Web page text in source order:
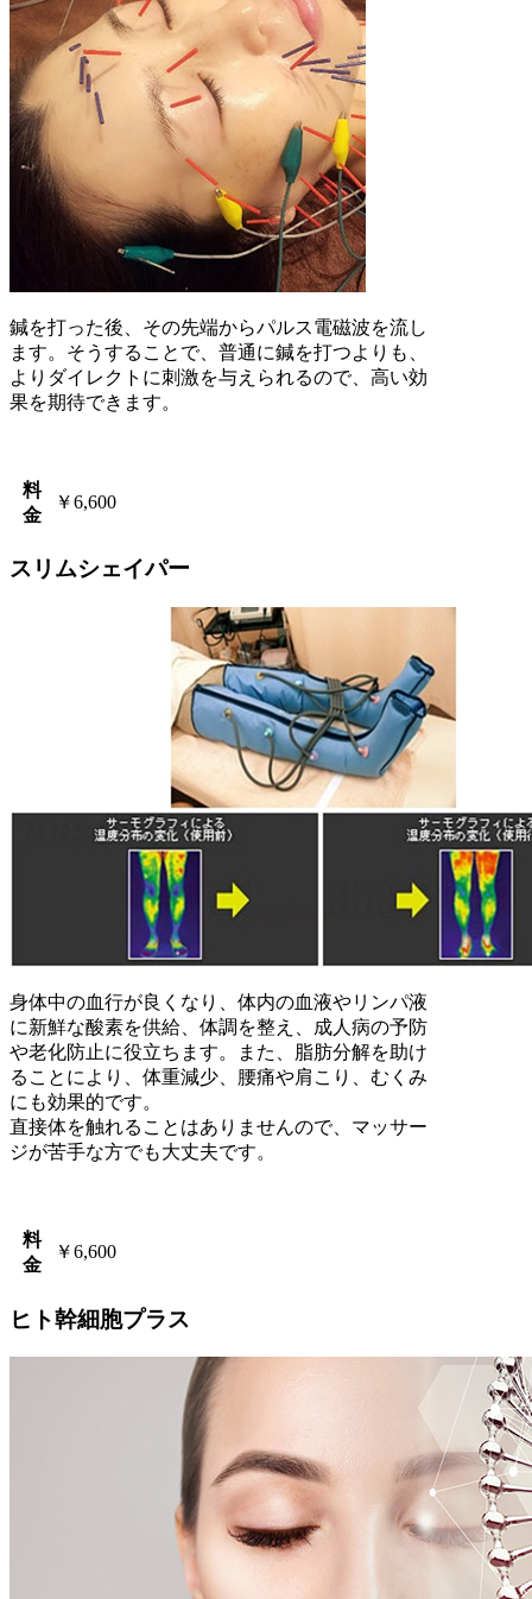
鍼を打った後、その先端からパルス電磁波を流し
ます。そうすることで、普通に鍼を打つよりも、
よりダイレクトに刺激を与えられるので、高い効
果を期待できます。
料
金
￥6,600
スリムシェイパー
身体中の血行が良くなり、体内の血液やリンパ液
に新鮮な酸素を供給、体調を整え、成人病の予防
や老化防止に役立ちます。また、脂肪分解を助け
ることにより、体重減少、腰痛や肩こり、むくみ
にも効果的です。
直接体を触れることはありませんので、マッサー
ジが苦手な方でも大丈夫です。
料
金
￥6,600
ヒト幹細胞プラス